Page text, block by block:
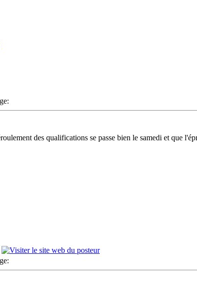
des qualifications se passe bien le samedi et que